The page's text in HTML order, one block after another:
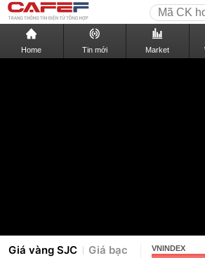
Home Tin mới Market
Giá vàng SJC Giá bạc VNINDEX